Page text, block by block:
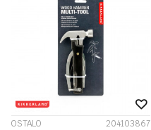
OSTALO 204103867